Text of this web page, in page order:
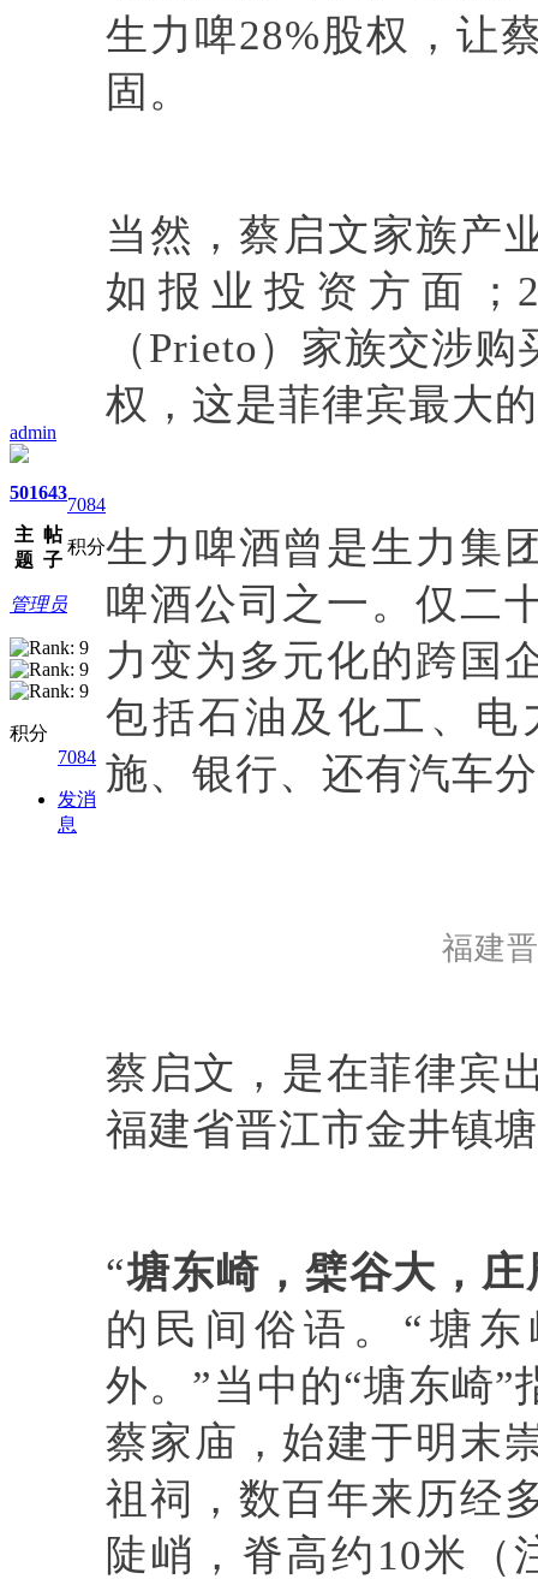
admin
501
主
题
643
帖
子
7084
积分
管理员
积分
7084
发消
息
生力啤28%股权，让
固。
当然，蔡启文家族产
如报业投资方面；
（Prieto）家族交涉
权，这是菲律宾最大
生力啤酒曾是生力集
啤酒公司之一。仅二
力变为多元化的跨国
包括石油及化工、
施、银行、还有汽车
福建
蔡启文，是在菲律宾
福建省晋江市金井镇
“塘东崎，檗谷大，
的民间俗语。 “塘
外。”当中的“塘东崎
蔡家庙，始建于明末
祖祠，数百年来历经
陡峭，脊高约10米（